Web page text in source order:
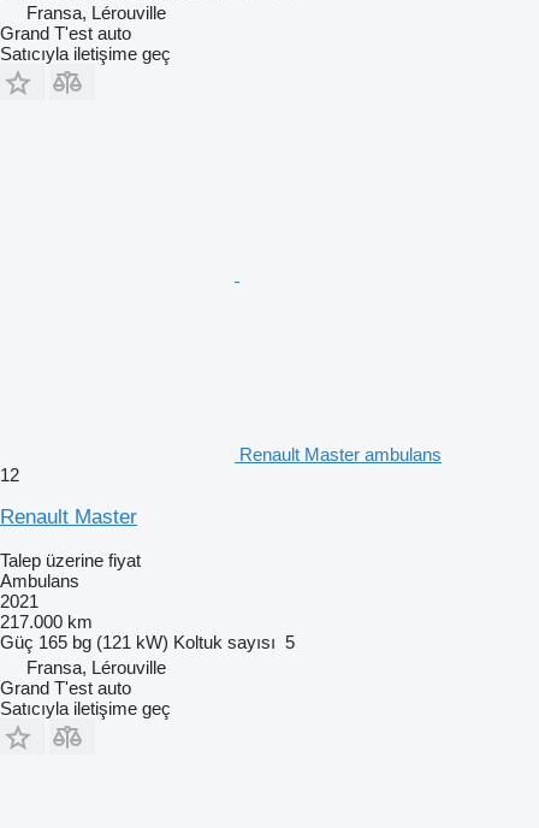
Fransa, Lérouville
Grand T'est auto
Satıcıyla iletişime geç
Renault Master ambulans
12
Renault Master
Talep üzerine fiyat
Ambulans
2021
217.000 km
Güç 165 bg (121 kW) Koltuk sayısı 5
Fransa, Lérouville
Grand T'est auto
Satıcıyla iletişime geç